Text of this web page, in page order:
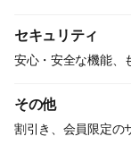
セキュリティ
安心・安全な機能、
その他
割引き、会員限定の